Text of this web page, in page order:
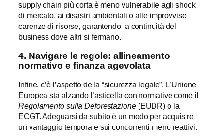
supply chain più corta è meno vulnerabile agli shock
di mercato, ai disastri ambientali o alle improvvise
carenze di risorse, garantendo la continuità del
business dove altri si fermano.
4. Navigare le regole: allineamento
normativo e finanza agevolata
Infine, c’è l’aspetto della “sicurezza legale”. L’Unione
Europea sta alzando l’asticella con normative come il
Regolamento sulla Deforestazione(EUDR) o la
ECGT. Adeguarsi da subito è un modo per acquisire
un vantaggio temporale sui concorrenti meno reattivi.